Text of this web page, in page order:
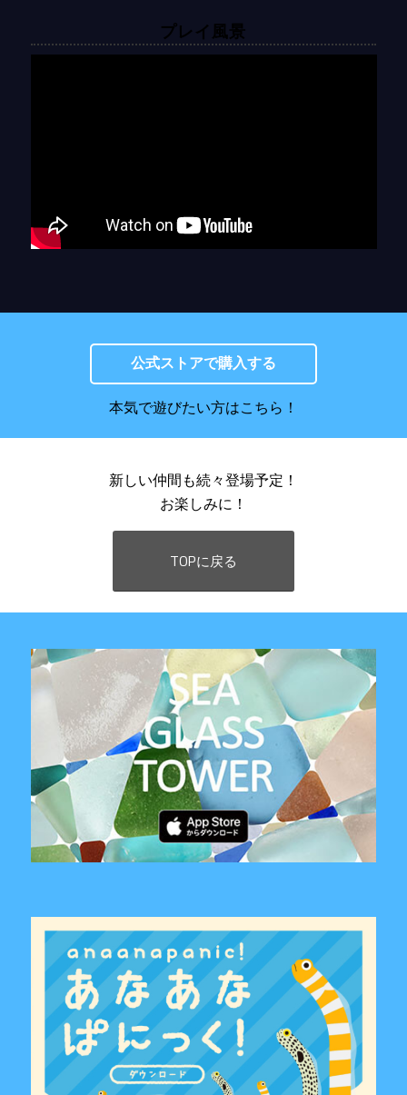
プレイ風景
公式ストアで購入する
本気で遊びたい方はこちら！
新しい仲間も続々登場予定！
お楽しみに！
TOPに戻る